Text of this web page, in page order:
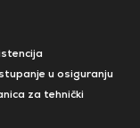
u osiguranju
za tehnički